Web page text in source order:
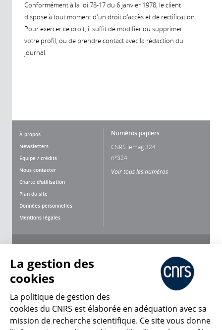
Conformément à la loi 78-17 du 6 janvier 1978, le client
dispose à tout moment d'un droit d'accès et de rectification.
Pour exercer ce droit, il suffit de modifier ou supprimer
votre profil, ou de prendre contact avec la rédaction du
journal.
À propos
Newsletters
Équipe / crédits
Nous contacter
Charte d'utilisation
Plan du site
Données personnelles
Mentions légales
Numéros papiers
CNRS lemag 324
n°324
Voir tous les numéros
CNRS Le Mag
La gestion des
cookies
La politique de gestion des
cookies du CNRS est élaborée en adéquation avec sa
mission de recherche scientifique. Ce site vous donne